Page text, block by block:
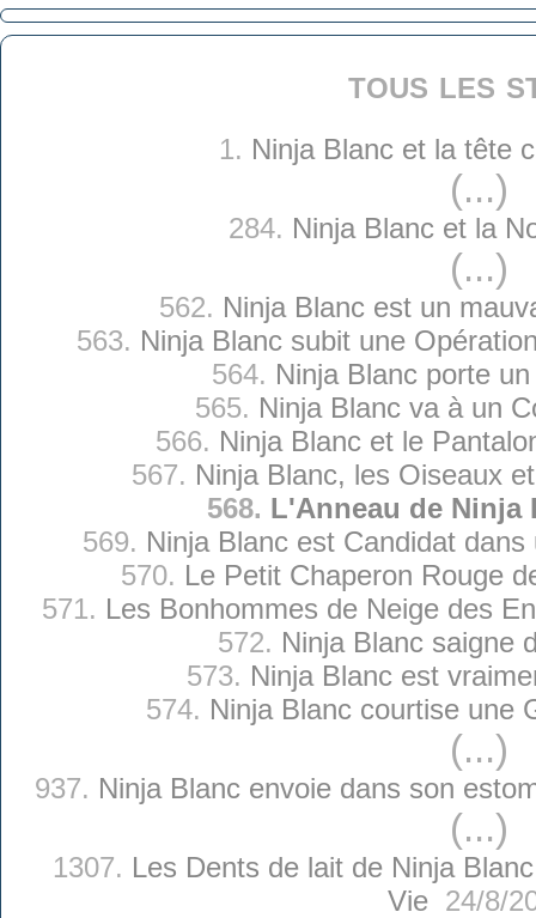
tous les
1. Ninja Blanc et la tête
(...)
284. Ninja Blanc et la
(...)
562. Ninja Blanc est un
563. Ninja Blanc subit une
564. Ninja Blanc porte
565. Ninja Blanc va à un
566. Ninja Blanc et le
567. Ninja Blanc, les Oiseaux
568. L'Anneau de Ninja
569. Ninja Blanc est Candidat
570. Le Petit Chaperon Rouge
571. Les Bonhommes de Neige des
572. Ninja Blanc saigne
573. Ninja Blanc est
574. Ninja Blanc courtise une
(...)
937. Ninja Blanc envoie dans son
(...)
1307. Les Dents de lait de Ninja
Vie24/8/